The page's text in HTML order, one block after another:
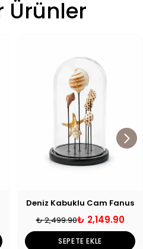
Ürünler
Deniz Kabuklu Cam Fanus
₺ 2,499.90₺ 2,149.90
SEPETE EKLE